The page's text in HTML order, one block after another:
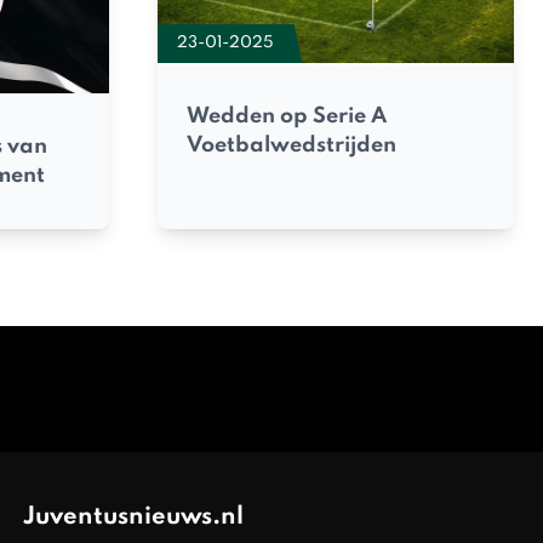
van
23-01-2025
Wedden op Serie A
Voetbalwedstrijden
Juventusnieuws.nl